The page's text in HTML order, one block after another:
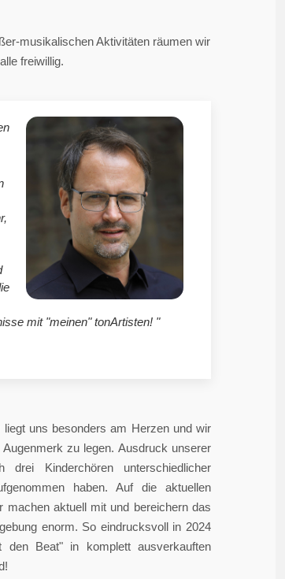
musikalischen Aktivitäten räumen wir
freiwillig.
mit "meinen" tonArtisten! "
uns besonders am Herzen und wir
zu legen. Ausdruck unserer
Kinderchören unterschiedlicher
haben. Auf die aktuellen
machen aktuell mit und bereichern das
enorm. So eindrucksvoll in 2024
Beat" in komplett ausverkauften